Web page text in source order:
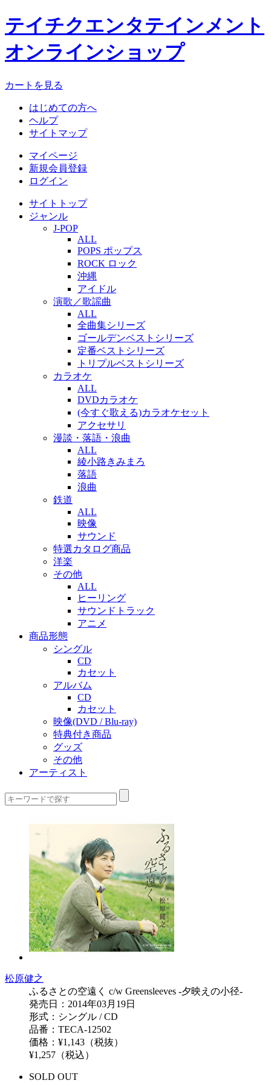
テイチクエンタテインメント
オンラインショップ
カートを見る
はじめての方へ
ヘルプ
サイトマップ
マイページ
新規会員登録
ログイン
サイトトップ
ジャンル
J-POP
ALL
POPS ポップス
ROCK ロック
沖縄
アイドル
演歌／歌謡曲
ALL
全曲集シリーズ
ゴールデンベストシリーズ
定番ベストシリーズ
トリプルベストシリーズ
カラオケ
ALL
DVDカラオケ
(今すぐ歌える)カラオケセット
アクセサリ
漫談・落語・浪曲
ALL
綾小路きみまろ
落語
浪曲
鉄道
ALL
映像
サウンド
特選カタログ商品
洋楽
その他
ALL
ヒーリング
サウンドトラック
アニメ
商品形態
シングル
CD
カセット
アルバム
CD
カセット
映像(DVD / Blu-ray)
特典付き商品
グッズ
その他
アーティスト
松原健之
ふるさとの空遠く c/w Greensleeves -夕映えの小径-
発売日：2014年03月19日
形式：シングル / CD
品番：TECA-12502
価格：¥1,143（税抜）
¥1,257（税込）
SOLD OUT